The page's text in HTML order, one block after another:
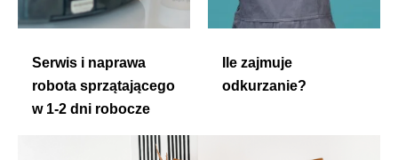
Serwis i naprawa
robota sprzątającego
w 1-2 dni robocze
Ile zajmuje
odkurzanie?